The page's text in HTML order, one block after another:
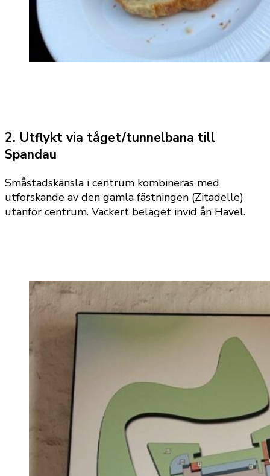
2. Utflykt via tåget/tunnelbana till
Spandau
Småstadskänsla i centrum kombineras med
utforskande av den gamla fästningen (Zitadelle)
utanför centrum. Vackert beläget invid ån Havel.